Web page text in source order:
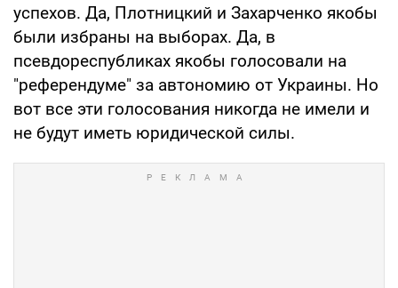
успехов. Да, Плотницкий и Захарченко якобы
были избраны на выборах. Да, в
псевдореспубликах якобы голосовали на
"референдуме" за автономию от Украины. Но
вот все эти голосования никогда не имели и
не будут иметь юридической силы.